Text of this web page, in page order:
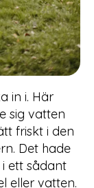
in i. Här
sig vatten
friskt i den
Det hade
ett sådant
eller vatten.